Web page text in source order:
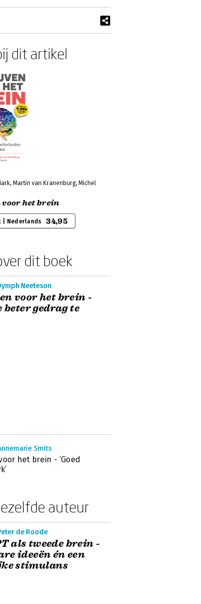
dit artikel
Martin van Kranenburg, Michel
het brein
| Nederlands 34,95
dit boek
Neeteson
voor het brein -
beter gedrag te
Smits
het brein - ‘Goed
auteur
de Roode
als tweede brein -
ideeën én een
stimulans